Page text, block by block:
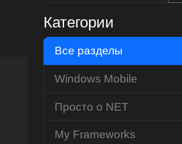
Категории
Все разделы
Windows Mobile
Просто о NET
My Frameworks